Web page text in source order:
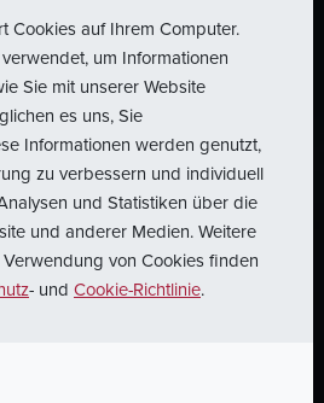
Cookies auf Ihrem Computer.
um Informationen
Sie mit unserer Website
es uns, Sie
Informationen werden genutzt,
zu verbessern und individuell
und Statistiken über die
und anderer Medien. Weitere
von Cookies finden
- und Cookie-Richtlinie.